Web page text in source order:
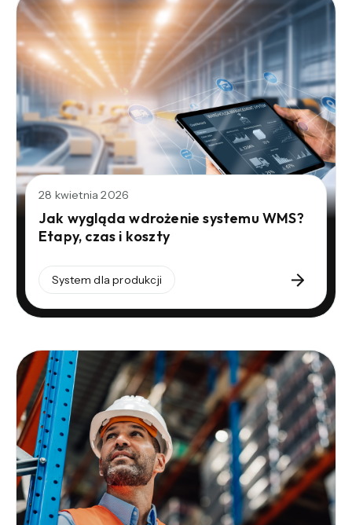
28 kwietnia 2026
Jak wygląda wdrożenie systemu WMS?
Etapy, czas i koszty
System dla produkcji